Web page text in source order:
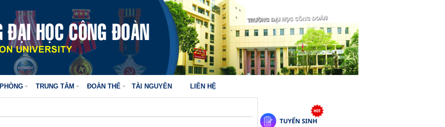
PHÒNG TRUNG TÂM ĐOÀN THỂ TÀI NGUYÊN LIÊN HỆ